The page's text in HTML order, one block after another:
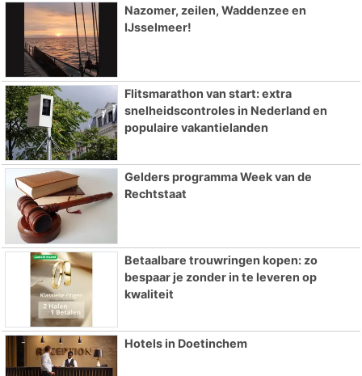
Nazomer, zeilen, Waddenzee en
IJsselmeer!
Flitsmarathon van start: extra
snelheidscontroles in Nederland en
populaire vakantielanden
Gelders programma Week van de
Rechtstaat
Betaalbare trouwringen kopen: zo
bespaar je zonder in te leveren op
kwaliteit
Hotels in Doetinchem